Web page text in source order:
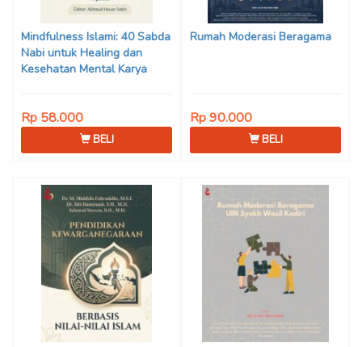
Son Haji, Dede Sunarya,
Iwan Setiawan, Nur Afiatin
Editor: Mi’raj Dodi Kurniawan
Mindfulness Islami: 40 Sabda
Nabi untuk Healing dan
Kesehatan Mental Karya
Saniyya Fadhila, Avanda
Chintya Cahyaning Putri, dan
Arjunedi
Rp 58.000
BELI
Rumah Moderasi Beragama
Rp 90.000
BELI